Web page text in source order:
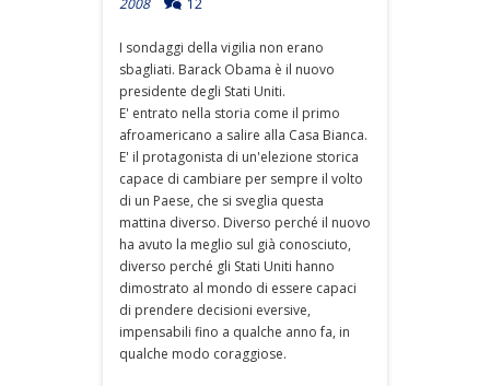
2008
12
I sondaggi della vigilia non erano
sbagliati. Barack Obama è il nuovo
presidente degli Stati Uniti.
E' entrato nella storia come il primo
afroamericano a salire alla Casa Bianca.
E' il protagonista di un'elezione storica
capace di cambiare per sempre il volto
di un Paese, che si sveglia questa
mattina diverso. Diverso perché il nuovo
ha avuto la meglio sul già conosciuto,
diverso perché gli Stati Uniti hanno
dimostrato al mondo di essere capaci
di prendere decisioni eversive,
impensabili fino a qualche anno fa, in
qualche modo coraggiose.